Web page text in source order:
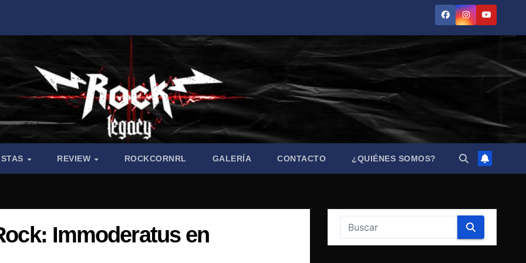
REVIEW ROCKCORNRL GALERÍA CONTACTO ¿QUIÉNES SOMOS?
Immoderatus en